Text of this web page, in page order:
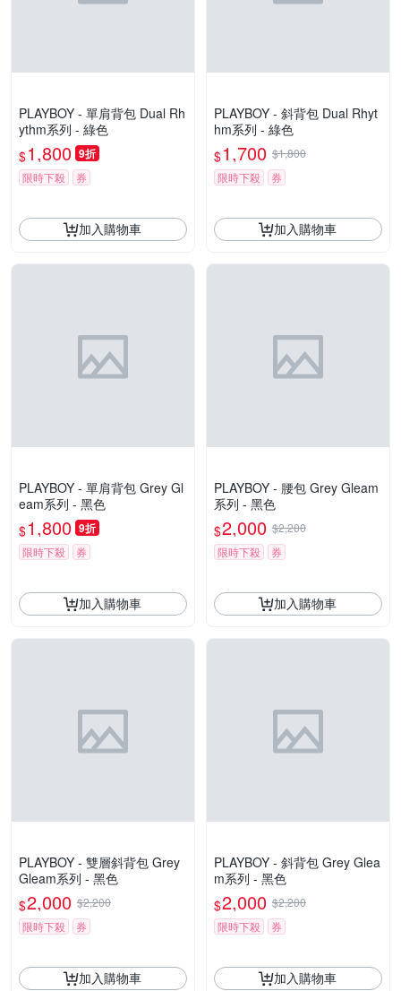
PLAYBOY - 單肩背包 Dual Rh
ythm系列 - 綠色
$1,800 9折
限時下殺 券
加入購物車
PLAYBOY - 斜背包 Dual Rhyt
hm系列 - 綠色
$1,700 $1,800
限時下殺
券
加入購物車
PLAYBOY - 單肩背包 Grey Gl
eam系列 - 黑色
$1,800 9折
限時下殺 券
加入購物車
PLAYBOY - 腰包 Grey Gleam
系列 - 黑色
$2,000 $2,200
限時下殺
券
加入購物車
PLAYBOY - 雙層斜背包 Grey
Gleam系列 - 黑色
$2,000 $2,200
限時下殺
券
加入購物車
PLAYBOY - 斜背包 Grey Glea
m系列 - 黑色
$2,000 $2,200
限時下殺
券
加入購物車